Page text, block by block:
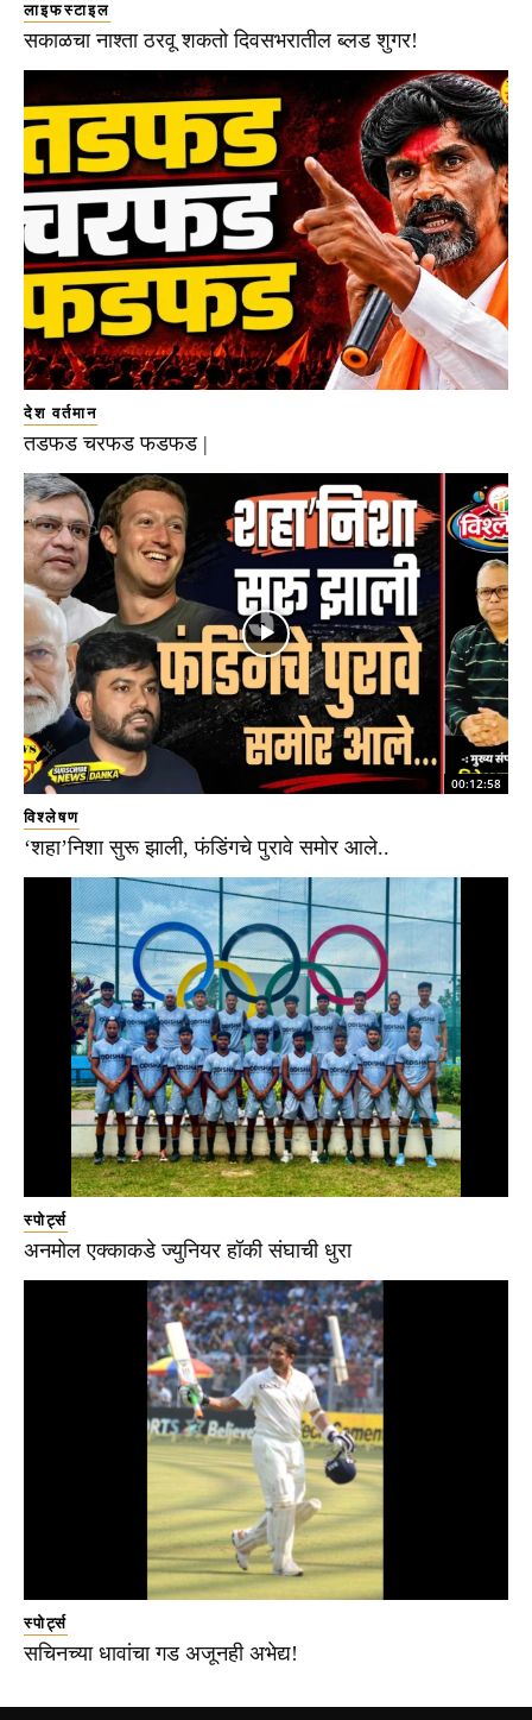
लाइफस्टाइल
सकाळचा नाश्ता ठरवू शकतो दिवसभरातील ब्लड शुगर!
देश वर्तमान
तडफड चरफड फडफड |
00:12:58
विश्लेषण
‘शहा’निशा सुरू झाली, फंडिंगचे पुरावे समोर आले..
स्पोर्ट्स
अनमोल एक्काकडे ज्युनियर हॉकी संघाची धुरा
स्पोर्ट्स
सचिनच्या धावांचा गड अजूनही अभेद्य!